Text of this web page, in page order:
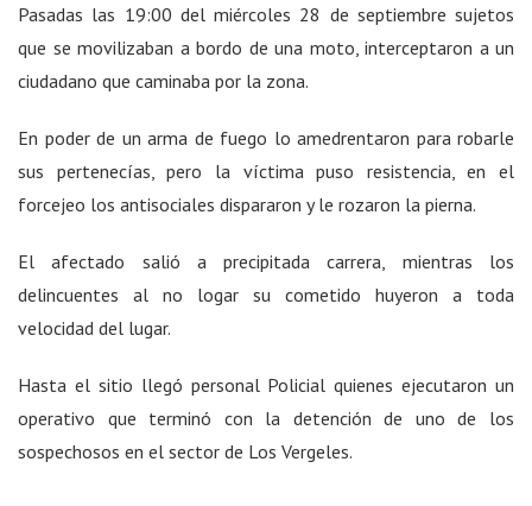
Pasadas las 19:00 del miércoles 28 de septiembre sujetos
que se movilizaban a bordo de una moto, interceptaron a un
ciudadano que caminaba por la zona.
En poder de un arma de fuego lo amedrentaron para robarle
sus pertenecías, pero la víctima puso resistencia, en el
forcejeo los antisociales dispararon y le rozaron la pierna.
El afectado salió a precipitada carrera, mientras los
delincuentes al no logar su cometido huyeron a toda
velocidad del lugar.
Hasta el sitio llegó personal Policial quienes ejecutaron un
operativo que terminó con la detención de uno de los
sospechosos en el sector de Los Vergeles.